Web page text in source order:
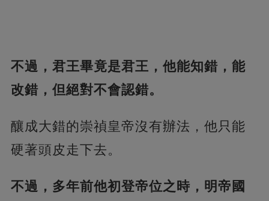
不過，君王畢竟是君王，他能知錯，能
改錯，但絕對不會認錯。
釀成大錯的崇禎皇帝沒有辦法，他只能
硬著頭皮走下去。
不過，多年前他初登帝位之時，明帝國